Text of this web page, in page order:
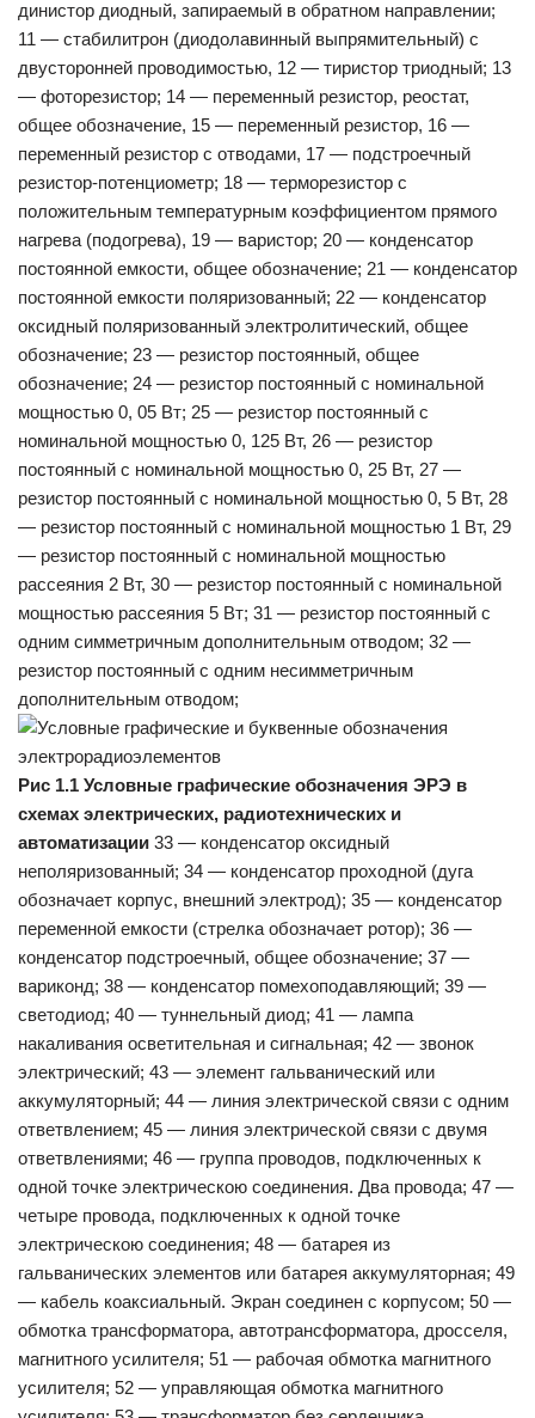
динистор диодный, запираемый в обратном направлении;
11 — стабилитрон (диодолавинный выпрямительный) с
двусторонней проводимостью, 12 — тиристор триодный; 13
— фоторезистор; 14 — переменный резистор, реостат,
общее обозначение, 15 — переменный резистор, 16 —
переменный резистор с отводами, 17 — подстроечный
резистор-потенциометр; 18 — терморезистор с
положительным температурным коэффициентом прямого
нагрева (подогрева), 19 — варистор; 20 — конденсатор
постоянной емкости, общее обозначение; 21 — конденсатор
постоянной емкости поляризованный; 22 — конденсатор
оксидный поляризованный электролитический, общее
обозначение; 23 — резистор постоянный, общее
обозначение; 24 — резистор постоянный с номинальной
мощностью 0, 05 Вт; 25 — резистор постоянный с
номинальной мощностью 0, 125 Вт, 26 — резистор
постоянный с номинальной мощностью 0, 25 Вт, 27 —
резистор постоянный с номинальной мощностью 0, 5 Вт, 28
— резистор постоянный с номинальной мощностью 1 Вт, 29
— резистор постоянный с номинальной мощностью
рассеяния 2 Вт, 30 — резистор постоянный с номинальной
мощностью рассеяния 5 Вт; 31 — резистор постоянный с
одним симметричным дополнительным отводом; 32 —
резистор постоянный с одним несимметричным
дополнительным отводом;
Рис 1.1 Условные графические обозначения ЭРЭ в
схемах электрических, радиотехнических и
автоматизации 33 — конденсатор оксидный
неполяризованный; 34 — конденсатор проходной (дуга
обозначает корпус, внешний электрод); 35 — конденсатор
переменной емкости (стрелка обозначает ротор); 36 —
конденсатор подстроечный, общее обозначение; 37 —
вариконд; 38 — конденсатор помехоподавляющий; 39 —
светодиод; 40 — туннельный диод; 41 — лампа
накаливания осветительная и сигнальная; 42 — звонок
электрический; 43 — элемент гальванический или
аккумуляторный; 44 — линия электрической связи с одним
ответвлением; 45 — линия электрической связи с двумя
ответвлениями; 46 — группа проводов, подключенных к
одной точке электрическою соединения. Два провода; 47 —
четыре провода, подключенных к одной точке
электрическою соединения; 48 — батарея из
гальванических элементов или батарея аккумуляторная; 49
— кабель коаксиальный. Экран соединен с корпусом; 50 —
обмотка трансформатора, автотрансформатора, дросселя,
магнитного усилителя; 51 — рабочая обмотка магнитного
усилителя; 52 — управляющая обмотка магнитного